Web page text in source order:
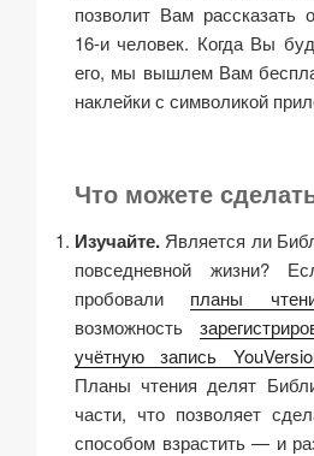
позволит Вам рассказать
16-и человек. Когда Вы
его, мы вышлем Вам
наклейки с символикой
Что можете
Изучайте. Является ли
повседневной жизни?
пробовали планы
возможность
учётную запись
Планы чтения делят
части, что позволяет
способом взрастить — и